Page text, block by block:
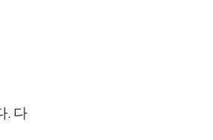
. 다